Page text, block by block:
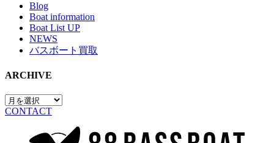
Blog
Boat information
Boat List UP
NEWS
バスボート買取
ARCHIVE
CONTACT